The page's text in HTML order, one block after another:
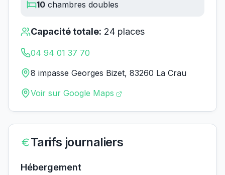
10 chambres doubles
Capacité totale: 24 places
04 94 01 37 70
8 impasse Georges Bizet, 83260 La Crau
Voir sur Google Maps
Tarifs journaliers
Hébergement